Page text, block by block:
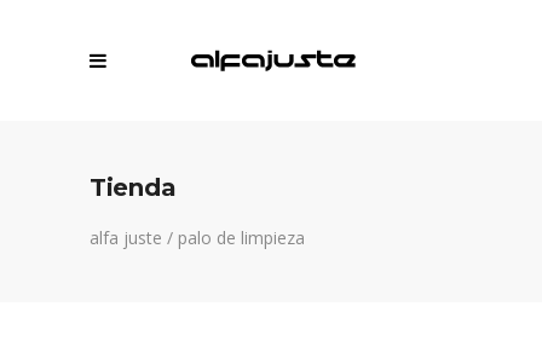
Tienda
alfa juste / palo de limpieza